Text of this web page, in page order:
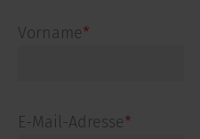
Pflichtfeld
Vorname*
Pflichtfeld
E-Mail-Adresse*